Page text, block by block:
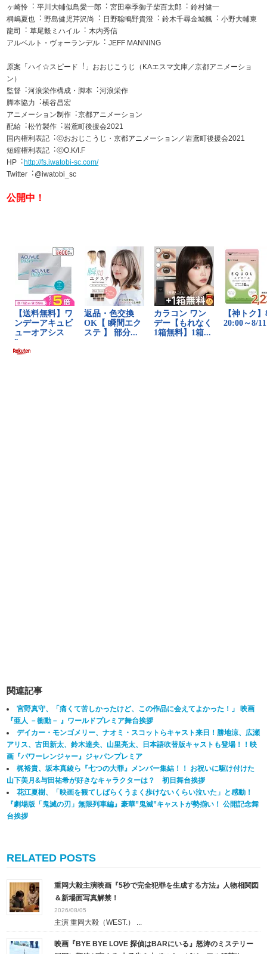
ヶ崎怜︓ 平川⼤輔似⿃愛⼀郎︓ 宮⽥幸季御⼦柴百太郎︓ 鈴村健⼀
桐嶋夏也︓ 野島健児芹沢尚︓ ⽇野聡鴫野貴澄︓ 鈴⽊千尋⾦城楓︓ ⼩野⼤輔東
⿓司︓ 草尾毅ミハイル︓ ⽊内秀信
アルベルト・ヴォーランデル︓ JEFF MANNING
原案「ハイ☆スピード︕」おおじこうじ（KAエスマ⽂庫／京都アニメーショ
ン）
監督︓河浪栄作構成・脚本︓河浪栄作
脚本協⼒︓横⾕昌宏
アニメーション制作︓京都アニメーション
配給︓松⽵製作︓岩鳶町後援会2021
国内権利表記︓ⓒおおじこうじ・京都アニメーション／岩鳶町後援会2021
短縮権利表記︓ⓒO.K/I.F
HP︓http://fs.iwatobi-sc.com/
Twitter︓@iwatobi_sc
公開中！
関連記事
宮野真守、「痛くて苦しかったけど、この作品に会えてよかった！」 映画
『亜人 －衝動－ 』ワールドプレミア舞台挨拶
デイカー・モンゴメリー、ナオミ・スコットらキャスト来日！勝地涼、広瀬
アリス、古田新太、鈴木達央、山里亮太、日本語吹替版キャストも登場！！映
画『パワーレンジャー』ジャパンプレミア
梶裕貴、坂本真綾ら『七つの大罪』メンバー集結！！ お祝いに駆け付けた
山下美月&与田祐希が好きなキャラクターは？ 初日舞台挨拶
花江夏樹、「映画を観てしばらくうまく歩けないくらい泣いた」と感動！
『劇場版「鬼滅の刃」無限列車編』豪華”鬼滅”キャストが勢揃い！ 公開記念舞
台挨拶
RELATED POSTS
重岡大毅主演映画『5秒で完全犯罪を生成する方法』人物相関図
＆新場面写真解禁！
2026/08/05
主演 重岡大毅（WEST.） ...
映画『BYE BYE LOVE 探偵はBARにいる』怒涛のミステリー